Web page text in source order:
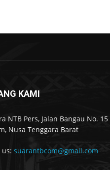
KAMI
NTB Pers, Jalan Bangau No.
Nusa Tenggara Barat
us: suarantbcom@gmail.com